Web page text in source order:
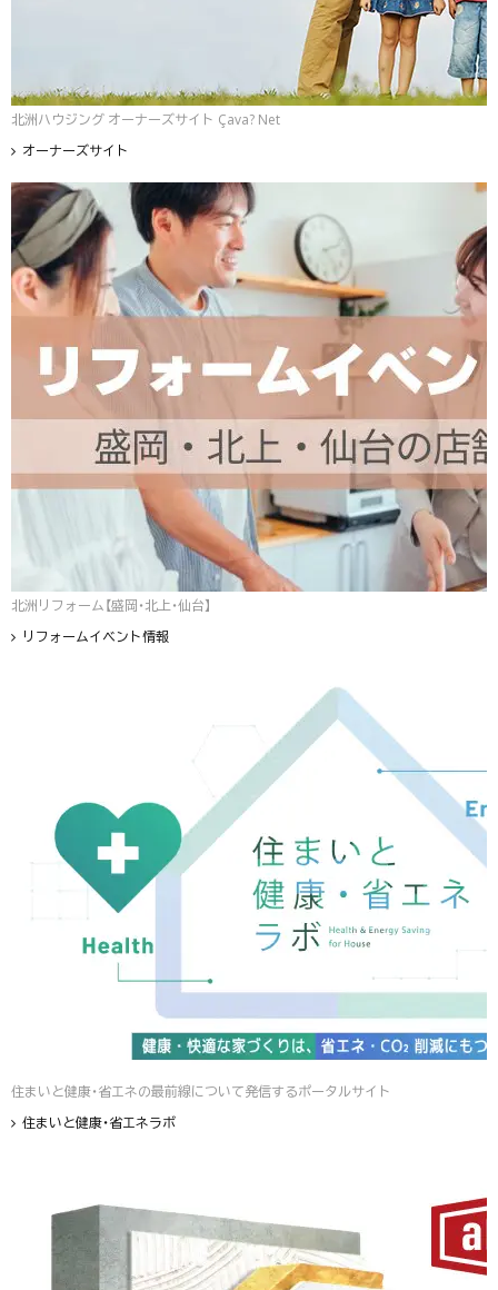
北洲ハウジング オーナーズサイト Çava? Net
オーナーズサイト
北洲リフォーム【盛岡・北上・仙台】
リフォームイベント情報
住まいと健康・省エネの最前線について発信するポータルサイト
住まいと健康・省エネラボ